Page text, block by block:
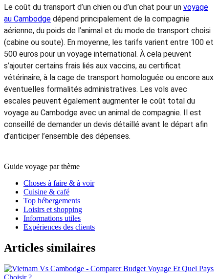
Le coût du transport d’un chien ou d’un chat pour un voyage
au Cambodge dépend principalement de la compagnie
aérienne, du poids de l’animal et du mode de transport choisi
(cabine ou soute). En moyenne, les tarifs varient entre 100 et
500 euros pour un voyage international. À cela peuvent
s’ajouter certains frais liés aux vaccins, au certificat
vétérinaire, à la cage de transport homologuée ou encore aux
éventuelles formalités administratives. Les vols avec
escales peuvent également augmenter le coût total du
voyage au Cambodge avec un animal de compagnie. Il est
conseillé de demander un devis détaillé avant le départ afin
d’anticiper l’ensemble des dépenses.
Guide voyage par thème
Choses à faire & à voir
Cuisine & café
Top hébergements
Loisirs et shopping
Informations utiles
Expériences des clients
Articles similaires